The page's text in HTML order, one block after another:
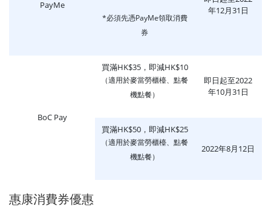
PayMe
*必須先憑PayMe領取消費
券
年12月31日
BoC Pay
買滿HK$35，即減HK$10
（適用於麥當勞櫃檯、點餐
機點餐）
即日起至2022
年10月31日
買滿HK$50，即減HK$25
（適用於麥當勞櫃檯、點餐
機點餐）
2022年8月12日
惠康消費券優惠